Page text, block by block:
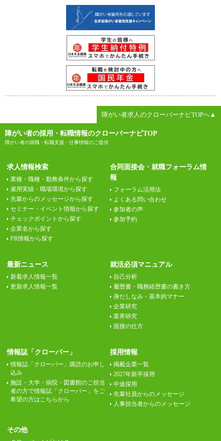
障がい者求人のクローバーナビTOPへ▲
障がい者の採用・転職情報のクローバーナビTOP
障がい者の就職・転職支援・仕事情報のご提供
求人情報検索
業種・職種・勤務条件から探す
雇用実績・職場環境から探す
先輩からのメッセージから探す
セミナー・イベント情報から探す
チェックポイントから探す
企業名から探す
PR情報から探す
合同面接会・就職フォーラム情
報
フォーラム活用法
よくある問い合わせ
参加者の声
参加予約
最新ニュース
新着求人情報一覧
更新求人情報一覧
就活必須マニュアル
自己分析
履歴書・職務経歴書の書き方
身だしなみ・基本的マナー
企業研究
業界研究
面接の仕方
情報誌「クローバー」
情報誌「クローバー」購読のお申し
込み
施設・大学・病院・図書館のご担当
者の方で情報誌「クローバー」をご
希望の方はこちらから
採用情報
掲載企業一覧
2027年新卒採用
中途採用
先輩社員からのメッセージ
人事担当者からのメッセージ
その他